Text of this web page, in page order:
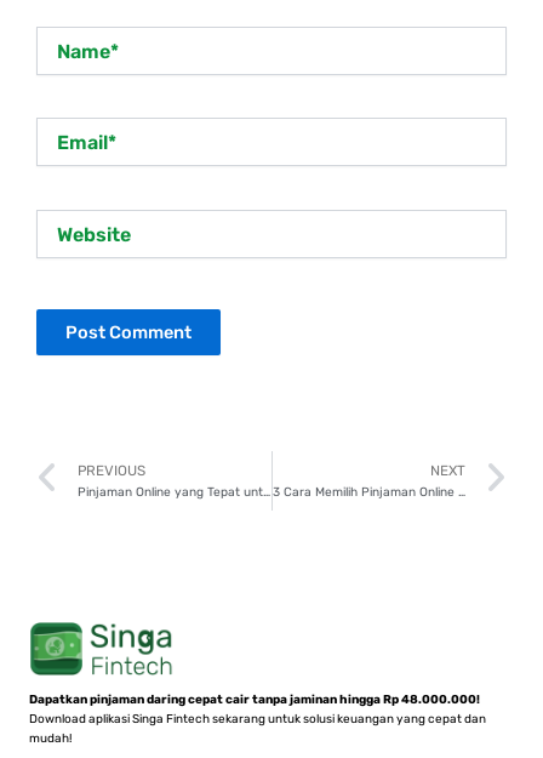
Prev
PREVIOUS
Pinjaman Online yang Tepat untuk Kebutuhan Anda
NEXT
3 Cara Memilih Pinjaman Online yang Aman dan Tepat
Dapatkan pinjaman daring cepat cair tanpa jaminan hingga Rp 48.000.000!
Download aplikasi Singa Fintech sekarang untuk solusi keuangan yang cepat dan
mudah!